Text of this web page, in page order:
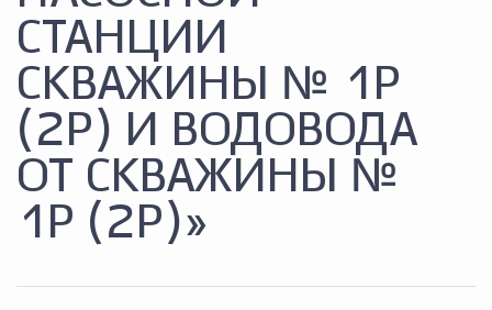
СТАНЦИИ
СКВАЖИНЫ № 1Р
(2Р) И ВОДОВОДА
ОТ СКВАЖИНЫ №
1Р (2Р)»